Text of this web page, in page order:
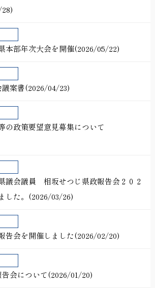
本部年次大会を開催(2026/05/22)
案書(2026/04/23)
の政策要望意見募集について
議会議員 相坂せつじ県政報告会２０２
した。(2026/03/26)
告会を開催しました(2026/02/20)
会について(2026/01/20)